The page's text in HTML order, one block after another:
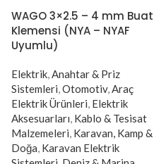
Güvenli Elektrik
Kullanımı | Şık
Beyaz Tasarım |
3’lü Priz Konforu
Tunçmatik Powersurge
TSK5083 akım korumalı priz,
elektronik cihazlarınızı ani voltaj
dalgalanmaları, yüksek akım ve
WAGO 3×2.5 – 4 mm Buat
Klemensi (NYA – NYAF
Uyumlu)
Elektrik Anahtar & Priz
Sistemleri Otomotiv, Araç
Elektrik Ürünleri Elektrik
Aksesuarları Kablo & Tesisat
Malzemeleri Karavan, Kamp &
Doğa Karavan Elektrik